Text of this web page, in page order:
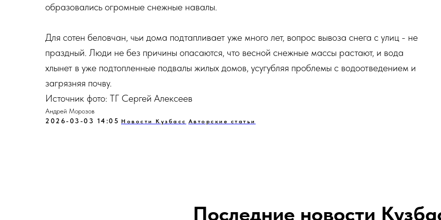
образовались огромные снежные навалы.
Для сотен беловчан, чьи дома подтапливает уже много лет, вопрос вывоза снега с улиц - не
праздный. Люди не без причины опасаются, что весной снежные массы растают, и вода
хлынет в уже подтопленные подвалы жилых домов, усугубляя проблемы с водоотведением и
загрязняя почву.
Источник фото: ТГ Сергей Алексеев
Андрей Морозов
2026-03-03 14:05 Новости Кузбасс Авторские статьи
Последние новости